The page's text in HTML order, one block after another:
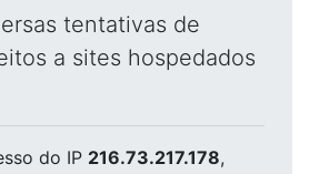
tentativas de
a sites hospedados
do IP 216.73.217.178,